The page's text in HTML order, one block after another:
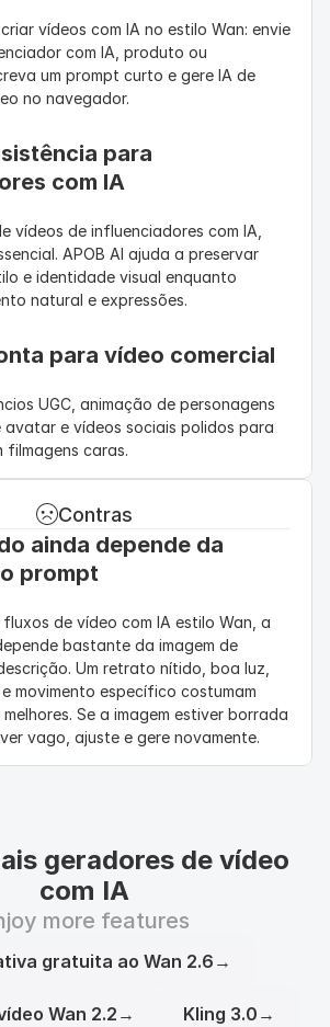
vídeos com IA no estilo Wan: envie
com IA, produto ou
um prompt curto e gere IA de
no navegador.
para
com IA
vídeos de influenciadores com IA,
APOB AI ajuda a preservar
e identidade visual enquanto
natural e expressões.
para vídeo comercial
UGC, animação de personagens
avatar e vídeos sociais polidos para
filmagens caras.
Contras
ainda depende da
prompt
fluxos de vídeo com IA estilo Wan, a
bastante da imagem de
Um retrato nítido, boa luz,
movimento específico costumam
Se a imagem estiver borrada
vago, ajuste e gere novamente.
geradores de vídeo
com IA
more features
gratuita ao Wan 2.6 →
Wan 2.2→ Kling 3.0 →